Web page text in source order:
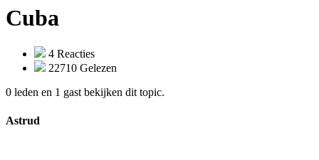
Cuba
4 Reacties
22710 Gelezen
0 leden en 1 gast bekijken dit topic.
Astrud